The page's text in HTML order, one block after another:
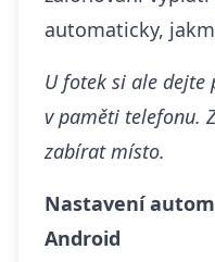
automaticky,
U fotek si ale dejte
v paměti telefonu.
zabírat místo.
Nastavení
Android